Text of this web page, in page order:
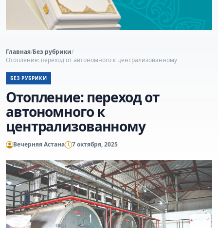
Главная/Без рубрики/
Отопление: переход от автономного к централизованному
БЕЗ РУБРИКИ
Отопление: переход от
автономного к
централизованному
Вечерняя Астана 7 октября, 2025